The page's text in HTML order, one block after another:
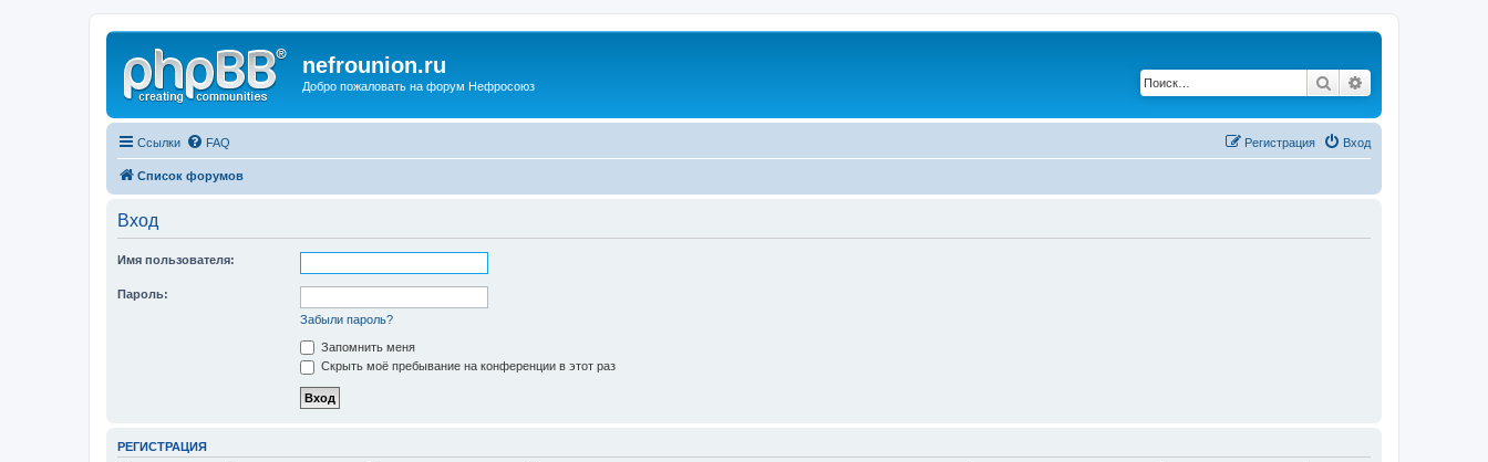
nefrounion.ru
Добро пожаловать на форум Нефросоюз Поиск
Ссылки FAQ Вход
Регистрация
Список форумов
Вход
Имя пользователя:
Пароль:
Забыли пароль?
Запомнить меня
Скрыть моё пребывание на конференции в этот раз
РЕГИСТРАЦИЯ